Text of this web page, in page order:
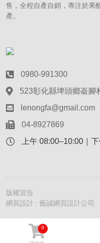
0
售，全程自產自銷，專注於果
產。
0980-991300
523彰化縣埤頭鄉崙腳
lenongfa@gmail.com
04-8927869
上午 08:00–10:00｜
版權宣告
網頁設計 : 藝誠網頁設計公司